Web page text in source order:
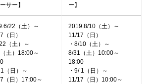
サー】
ー】
22（土）～
（日）
（土）～
土）18:00～
1（日）～
（日）17:00～
2019.8/10（土）～
11/17（日）
・8/10（土）～
8/31（土）10:00～
18:00
・9/ 1（日）～
11/17（日）10:00～